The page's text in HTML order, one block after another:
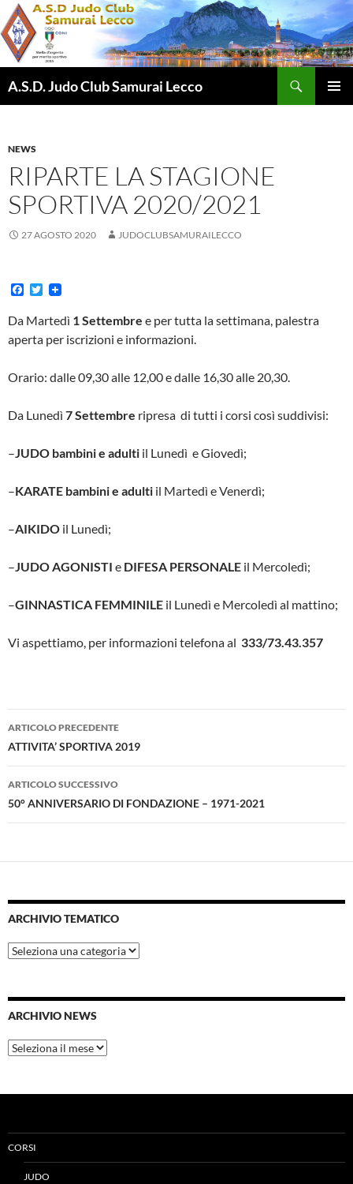
Vai
al
contenuto
A.S.D. Judo Club Samurai Lecco
NEWS
RIPARTE LA STAGIONE
SPORTIVA 2020/2021
27 AGOSTO 2020 JUDOCLUBSAMURAILECCO
F
c
e
b
k
T
t
t
Da Martedì 1 Settembre e per tutta la settimana, palestra
aperta per iscrizioni e informazioni.
Orario: dalle 09,30 alle 12,00 e dalle 16,30 alle 20,30.
Da Lunedì 7 Settembre ripresa di tutti i corsi così suddivisi:
–JUDO bambini e adulti il Lunedì e Giovedì;
–KARATE bambini e adulti il Martedì e Venerdì;
–AIKIDO il Lunedì;
–JUDO AGONISTI e DIFESA PERSONALE il Mercoledì;
–GINNASTICA FEMMINILE il Lunedì e Mercoledì al mattino;
Vi aspettiamo, per informazioni telefona al 333/73.43.357
Navigazione
articolo
ARTICOLO PRECEDENTE
ATTIVITA’ SPORTIVA 2019
ARTICOLO SUCCESSIVO
50° ANNIVERSARIO DI FONDAZIONE – 1971-2021
ARCHIVIO TEMATICO
Archivio
tematico
ARCHIVIO NEWS
Archivio
News
CORSI
JUDO